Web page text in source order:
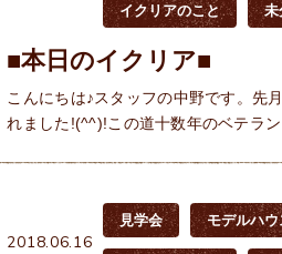
イクリアのこと 未
■本日のイクリア■
こんにちは♪スタッフの中野です。先
れました!(^^)!この道十数年のベテラ
2018.06.16
見学会 モデルハウ